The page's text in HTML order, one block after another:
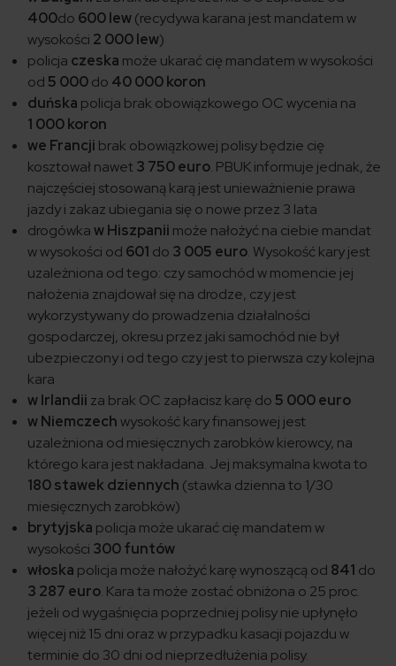
400do 600 lew(recydywa karana jest mandatem w
wysokości 2 000 lew)
policja czeska może ukarać cię mandatem w wysokości
od 5 000do 40 000 koron
duńska policja brak obowiązkowego OC wycenia na
1 000 koron
we Francji brak obowiązkowej polisy będzie cię
kosztował nawet 3 750 euro. PBUK informuje jednak, że
najczęściej stosowaną karą jest unieważnienie prawa
jazdy i zakaz ubiegania się o nowe przez 3 lata
drogówkaw Hiszpanii może nałożyć na ciebie mandat
w wysokości od 601 do 3 005 euro. Wysokość kary jest
uzależniona od tego: czy samochód w momencie jej
nałożenia znajdował się na drodze, czy jest
wykorzystywany do prowadzenia działalności
gospodarczej, okresu przez jaki samochód nie był
ubezpieczony i od tego czy jest to pierwsza czy kolejna
kara
w Irlandii za brak OC zapłacisz karę do 5 000 euro
w Niemczechwysokość kary finansowej jest
uzależniona od miesięcznych zarobków kierowcy, na
którego kara jest nakładana. Jej maksymalna kwota to
180 stawek dziennych (stawka dzienna to 1/30
miesięcznych zarobków)
brytyjska policja może ukarać cię mandatem w
wysokości 300 funtów
włoska policja może nałożyć karę wynoszącą od 841 do
3 287 euro. Kara ta może zostać obniżona o 25 proc.
jeżeli od wygaśnięcia poprzedniej polisy nie upłynęło
więcej niż 15 dni oraz w przypadku kasacji pojazdu w
terminie do 30 dni od nieprzedłużenia polisy.